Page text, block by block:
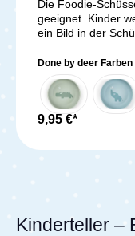
gewährleistet.
und kann
werden, was die
Snackteller – Sand
seine Mahlzeiten
Lalee
Die Foodie-
geeignet. Kinder
ein Bild in der
und ist besonders
speziell für den
entworfen und ist
kann die Schüssel
die
Done by deer Farben
9,95 €*
Kinderteller –